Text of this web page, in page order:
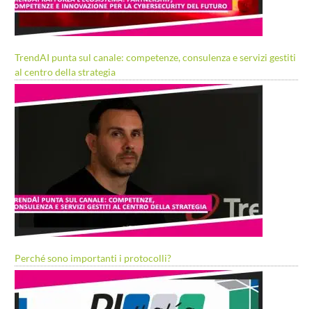
TrendAI punta sul canale: competenze, consulenza e servizi gestiti
al centro della strategia
Perché sono importanti i protocolli?